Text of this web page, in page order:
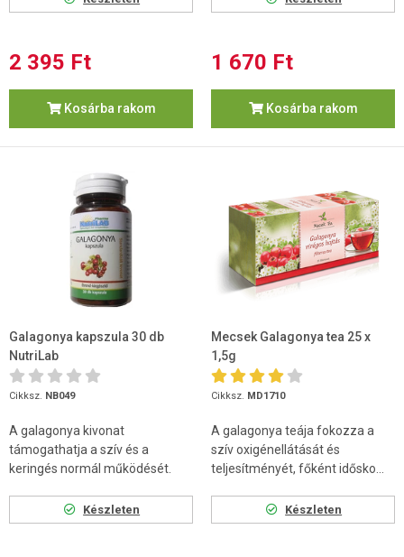
2 395 Ft
Kosárba rakom
1 670 Ft
Kosárba rakom
Galagonya kapszula 30 db
NutriLab
Cikksz. NB049
A galagonya kivonat
támogathatja a szív és a
keringés normál működését.
Készleten
Mecsek Galagonya tea 25 x
1,5g
Cikksz. MD1710
A galagonya teája fokozza a
szív oxigénellátását és
teljesítményét, főként idősko...
Készleten